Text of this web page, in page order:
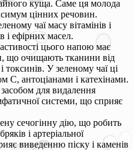
куща. Саме ця молода
цінних речовин.
чаї масу вітамінів і
і ефірних масел.
цього напою має
що очищають тканини від
токсинів. У зеленому чаї ці
С, антоціанами і катехінами.
для видалення
системи, що сприяє
сечогінну дію, що робить
і артеріальної
виведенню піску і каменів